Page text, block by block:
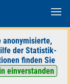
anonymisierte,
der Statistik-
finden Sie
einverstanden